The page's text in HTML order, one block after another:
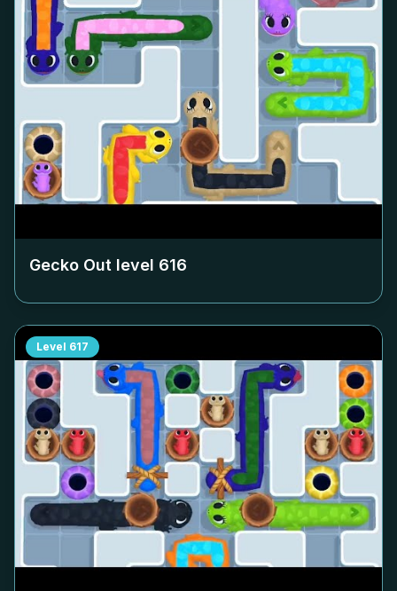
Gecko Out level 616
Level 617